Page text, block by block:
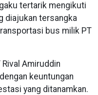
tertarik mengikuti
diajukan tersangka
bus milik PT
Amiruddin
keuntungan
yang ditanamkan.